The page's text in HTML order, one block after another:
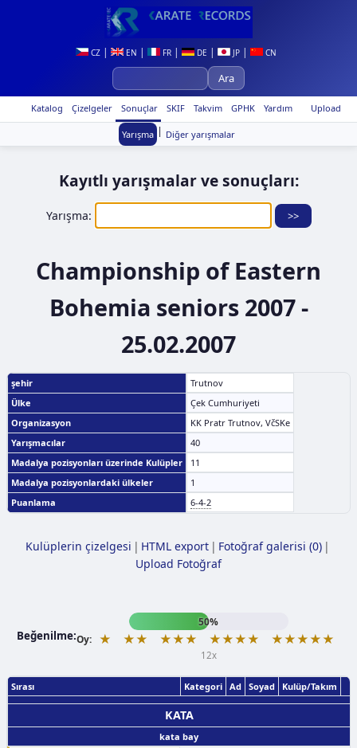
CZ | EN | FR | DE | JP | CN
Upload
Katalog Çizelgeler Sonuçlar SKIF Takvim GPHK Yardım
Yarışma | Diğer yarışmalar
Kayıtlı yarışmalar ve sonuçları:
Yarışma:
Championship of Eastern
Bohemia seniors 2007 -
25.02.2007
şehir
Trutnov
Ülke
Çek Cumhuriyeti
Organizasyon
KK Pratr Trutnov, VčSKe
Yarışmacılar
40
Madalya pozisyonları üzerinde Kulüpler
11
Madalya pozisyonlardaki ülkeler
1
Puanlama
6-4-2
Kulüplerin çizelgesi | HTML export | Fotoğraf galerisi (0) |
Upload Fotoğraf
Beğenilme:
50%
Oy:
★ ★★ ★★★ ★★★★ ★★★★★
12x
Sırası Kategori Ad Soyad Kulüp/Takım
KATA
kata bay